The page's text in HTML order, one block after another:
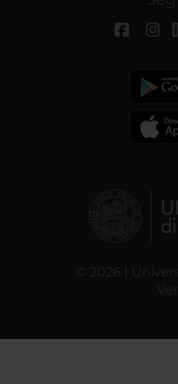
con altre informazioni che
© 2026 |